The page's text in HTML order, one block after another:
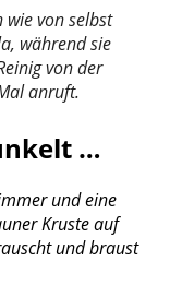
wie von selbst
während sie
von der
anruft.
…
und eine
Kruste auf
und braust